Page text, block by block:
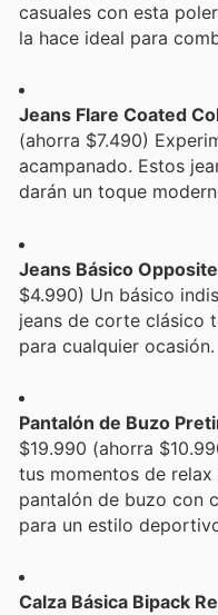
casuales con esta
la hace ideal para
Jeans Flare Coated
(ahorra $7.490)
acampanado. Estos
darán un toque
Jeans Básico Opposite
$4.990) Un básico
jeans de corte clásico
para cualquier ocasión.
Pantalón de Buzo
$19.990 (ahorra
tus momentos de
pantalón de buzo con
para un estilo
Calza Básica Bipack